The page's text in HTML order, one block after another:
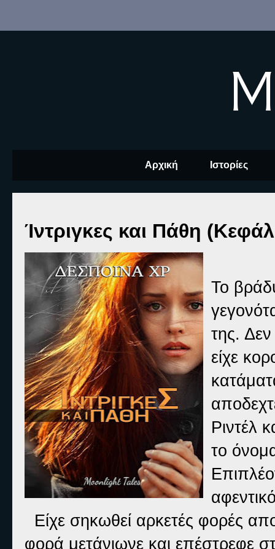
Αρχική Ιστορίες
Ίντριγκες και Πάθη
Το
της.
είχε
Ριντέλ
το
Είχε σηκωθεί αρκετές φορές
φορά μετάνιωνε και επέστρεφε